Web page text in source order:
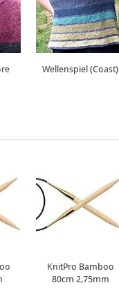
Wellenspiel (Coast)
KnitPro Bamboo
80cm 2,75mm